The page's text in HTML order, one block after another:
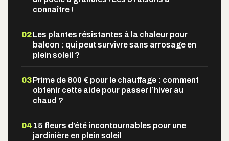
connaître !
02Les plantes résistantes à la chaleur pour
balcon : qui peut survivre sans arrosage en
plein soleil ?
03Prime de 800 € pour le chauffage : comment
obtenir cette aide pour passer l’hiver au
chaud ?
04 15 fleurs d’été incontournables pour une
jardinière en plein soleil